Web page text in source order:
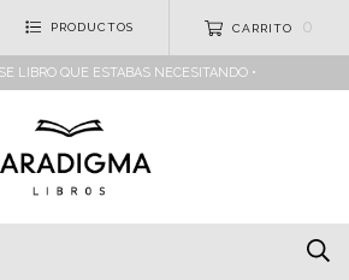
PRODUCTOS CARRITO 0
LIBRO QUE ESTABAS NECESITANDO •